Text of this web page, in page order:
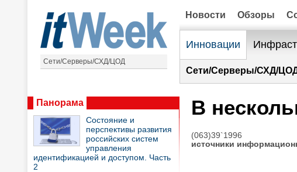
Сети/Серверы/СХД/ЦОД
Новости Обзоры
Инновации
Сети/Серверы/СХД/
Панорама
Состояние и
перспективы развития
российских систем
управления
идентификацией и доступом. Часть
2
В
(063)39`1996
источники